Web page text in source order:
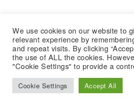
We use cookies on our website to
relevant experience by
and repeat visits. By clicking
the use of ALL the cookies.
"Cookie Settings" to provide a
Cookie Settings Accept All